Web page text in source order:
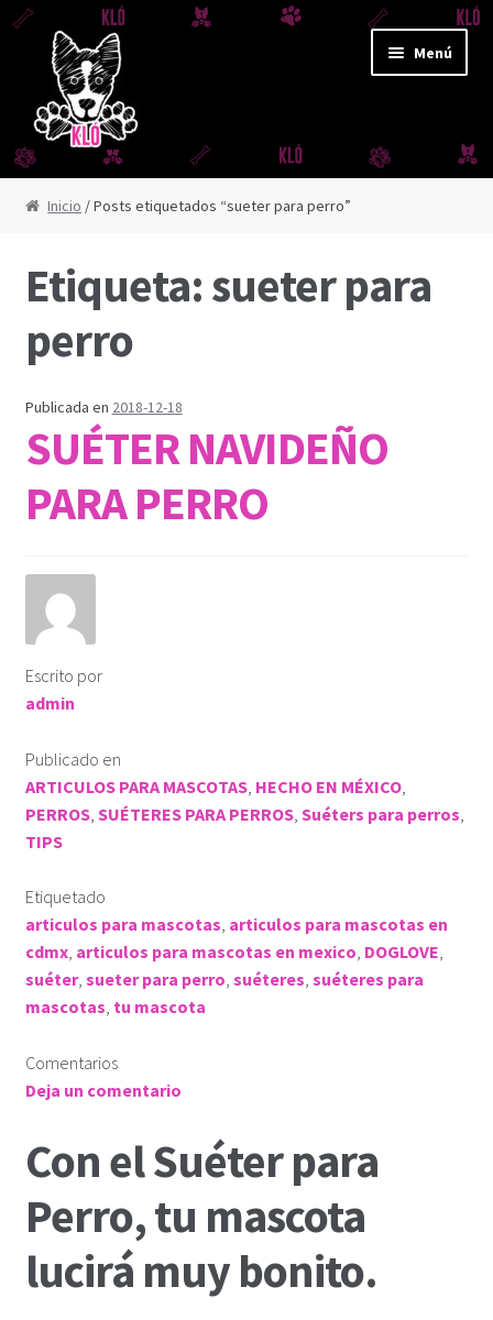
navegación
contenido
Menú
CORREAS Y JUGUETES
CORREA DERBY
CORREA FUJI
CORREA IGUAZÚ
CORREA REFLEX
PLAYERA DEPORTIVA
KLÓTIPS
Contact Us
Inicio / Posts etiquetados “sueter para perro”
Etiqueta:sueter para
perro
Publicada en 2018-12-18
SUÉTER NAVIDEÑO
PARA PERRO
Escrito por
admin
Publicado en
ARTICULOS PARA MASCOTAS, HECHO EN MÉXICO,
PERROS, SUÉTERES PARA PERROS, Suéters para perros
TIPS
Etiquetado
articulos para mascotas, articulos para mascotas en
cdmx, articulos para mascotas en mexico, DOGLOVE,
suéter, sueter para perro, suéteres, suéteres para
mascotas, tu mascota
Comentarios
Deja un comentario
Con el Suéter para
Perro, tu mascota
lucirá muy bonito.